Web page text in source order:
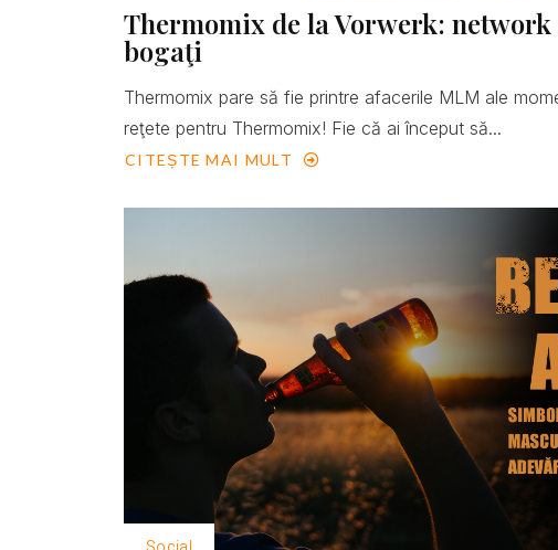
Thermomix de la Vorwerk:
bogaţi
Thermomix pare să fie printre afacerile MLM ale
reţete pentru Thermomix! Fie că ai început să...
CITEȘTE MAI MULT